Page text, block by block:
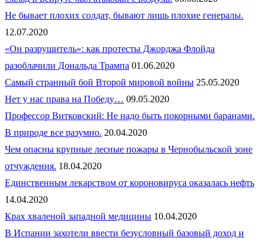
Не бывает плохих солдат, бывают лишь плохие генералы.
12.07.2020
«Он разрушитель»: как протесты Джорджа Флойда
разоблачили Дональда Трампа 01.06.2020
Самый странный бой Второй мировой войны 25.05.2020
Нет у нас права на Победу… 09.05.2020
Профессор Витковский: Не надо быть покорными баранами.
В природе все разумно. 20.04.2020
Чем опасны крупные лесные пожары в Чернобыльской зоне
отчуждения. 18.04.2020
Единственным лекарством от короновируса оказалась нефть
14.04.2020
Крах хваленой западной медицины 10.04.2020
В Испании захотели ввести безусловный базовый доход и